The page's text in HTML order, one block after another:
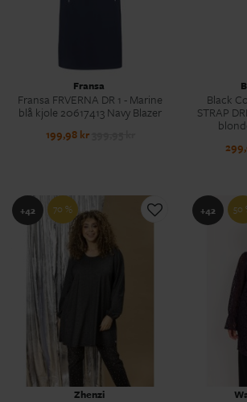
Fransa
Fransa FRVERNA DR 1 - Marine
blå kjole 20617413 Navy Blazer
199,98 kr
Black
STRAP
+42 70 %
Zhenzi
+42 50